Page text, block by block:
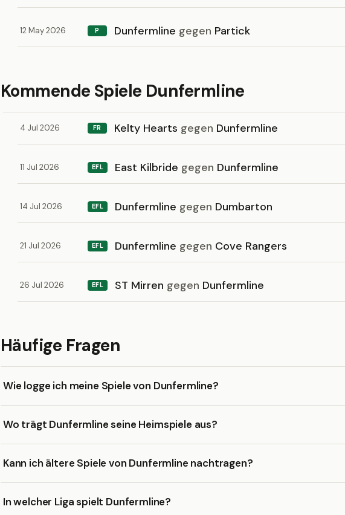
12 May 2026 P Dunfermline gegen Partick
Kommende Spiele Dunfermline
4 Jul 2026 FR Kelty Hearts gegen Dunfermline
11 Jul 2026 EFL East Kilbride gegen Dunfermline
14 Jul 2026 EFL Dunfermline gegen Dumbarton
21 Jul 2026 EFL Dunfermline gegen Cove Rangers
26 Jul 2026 EFL ST Mirren gegen Dunfermline
Häufige Fragen
Wie logge ich meine Spiele von Dunfermline?
Wo trägt Dunfermline seine Heimspiele aus?
Kann ich ältere Spiele von Dunfermline nachtragen?
In welcher Liga spielt Dunfermline?